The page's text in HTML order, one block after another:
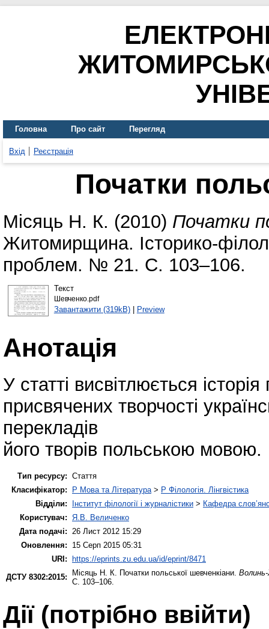
Головна Про сайт Перегляд
Вхід Реєстрація
Початки
Місяць Н. К. (2010) Початки
Житомирщина. Історико-
проблем. № 21. С. 103–106.
Текст
Шевченко.pdf
Завантажити (319kB)| Preview
Анотація
У статті висвітлюється
присвячених творчості
перекладів
його творів польською мовою.
Тип ресурсу: Стаття
Класифікатор:
P Мова та Література > P Філологія. Лінгвістика
Відділи:
Інститут філології і журналістики > Кафедра
Користувач:
Я.В. Величенко
Дата подачі:
26 Лист 2012 15:29
Оновлення:
15 Серп 2015 05:31
URI: https://eprints.zu.edu.ua/id/eprint/8471
ДСТУ 8302:2015:
Місяць Н. К. Початки польської шевченкіани. Волинь-
С. 103–106.
Дії ​​(потрібно ввійти)